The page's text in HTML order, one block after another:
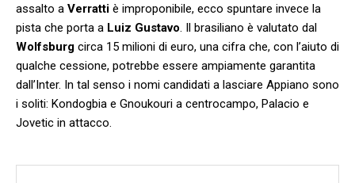
assalto a Verratti è improponibile, ecco spuntare invece la
pista che porta a Luiz Gustavo . Il brasiliano è valutato dal
Wolfsburg circa 15 milioni di euro, una cifra che, con l’aiuto di
qualche cessione, potrebbe essere ampiamente garantita
dall’Inter. In tal senso i nomi candidati a lasciare Appiano sono
i soliti: Kondogbia e Gnoukouri a centrocampo, Palacio e
Jovetic in attacco.